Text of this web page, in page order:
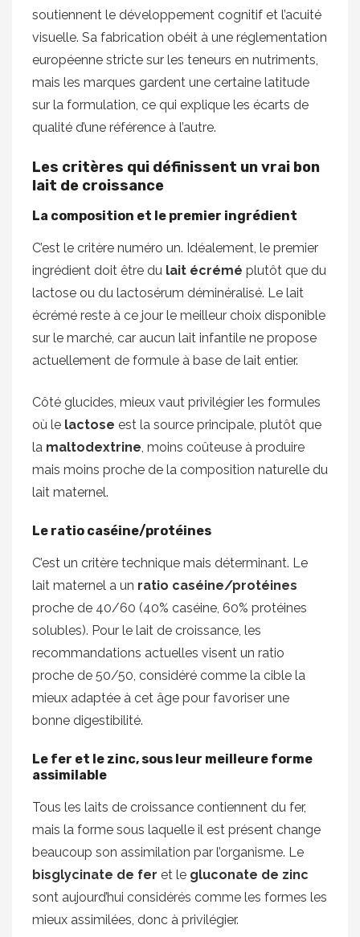
soutiennent le développement cognitif et l’acuité
visuelle. Sa fabrication obéit à une réglementation
européenne stricte sur les teneurs en nutriments,
mais les marques gardent une certaine latitude
sur la formulation, ce qui explique les écarts de
qualité d’une référence à l’autre.
Les critères qui définissent un vrai bon
lait de croissance
La composition et le premier ingrédient
C’est le critère numéro un. Idéalement, le premier
ingrédient doit être du lait écrémé plutôt que du
lactose ou du lactosérum déminéralisé. Le lait
écrémé reste à ce jour le meilleur choix disponible
sur le marché, car aucun lait infantile ne propose
actuellement de formule à base de lait entier.
Côté glucides, mieux vaut privilégier les formules
où le lactose est la source principale, plutôt que
la maltodextrine, moins coûteuse à produire
mais moins proche de la composition naturelle du
lait maternel.
Le ratio caséine/protéines
C’est un critère technique mais déterminant. Le
lait maternel a un ratio caséine/protéines
proche de 40/60 (40% caséine, 60% protéines
solubles). Pour le lait de croissance, les
recommandations actuelles visent un ratio
proche de 50/50, considéré comme la cible la
mieux adaptée à cet âge pour favoriser une
bonne digestibilité.
Le fer et le zinc, sous leur meilleure forme
assimilable
Tous les laits de croissance contiennent du fer,
mais la forme sous laquelle il est présent change
beaucoup son assimilation par l’organisme. Le
bisglycinate de fer et le gluconate de zinc
sont aujourd’hui considérés comme les formes les
mieux assimilées, donc à privilégier.